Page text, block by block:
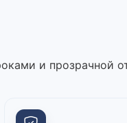
и прозрачной